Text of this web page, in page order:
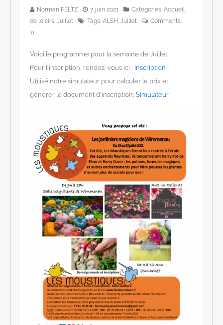
Norman FELTZ 7 juin 2021 Categories:Accueil
de loisirs,Juillet Tags:ALSH ,Juillet Comments:
0
Voici le programme pour la semaine de Juillet
Pour l’inscription, rendez-vous ici : Inscription
Utilisé notre simulateur pour calculer le prix et
générer le document d’inscription:Simulateur